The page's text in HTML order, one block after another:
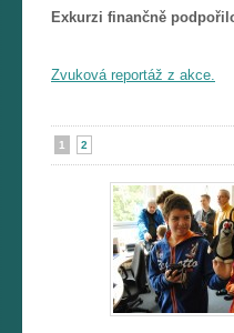
Exkurzi finančně
Zvuková reportáž z akce.
1 2